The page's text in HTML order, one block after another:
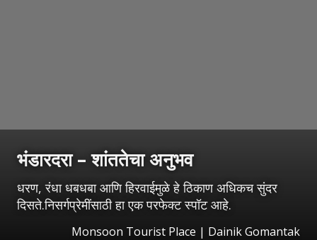
भंडारदरा – शांततेचा अनुभव
धरण, रंधा धबधबा आणि हिरवाईमुळे हे ठिकाण अधिकच सुंदर
दिसते.निसर्गप्रेमींसाठी हा एक परफेक्ट स्पॉट आहे.
Monsoon Tourist Place | Dainik Gomantak